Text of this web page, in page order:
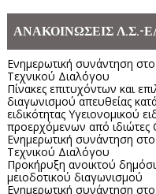
ΑΝΑΚΟΙΝΩΣΕΙΣ Λ.Σ.-
Ενημερωτική συνάντηση στο
Τεχνικού Διαλόγου
Πίνακες επιτυχόντων και
διαγωνισμού απευθείας
ειδικότητας Υγειονομικού
προερχόμενων από ιδιώτες
Ενημερωτική συνάντηση στο
Τεχνικού Διαλόγου
Προκήρυξη ανοικτού
μειοδοτικού διαγωνισμού
Ενημερωτική συνάντηση στο